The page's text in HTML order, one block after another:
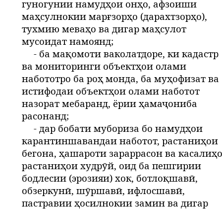
гуногунии намудҳои онҳо, афзоиши
маҳсулнокии марғзорҳо (дарахтзорҳо),
тухмию меваҳо ва дигар маҳсулот
мусоидат намоянд;
- ба мақомоти ваколатдоре, ки кадастр
ва мониторинги объектҳои олами
набототро ба роҳ монда, ба муҳофизат ва
истифодаи объектҳои олами наботот
назорат мебаранд, ёрии ҳамаҷониба
расонанд;
- дар бобати мубориза бо намудҳои
карантиншавандаи наботот, растаниҳои
бегона, ҳашароти зараррасон ва
растаниҳои худрӯй, оид ба пешгирии
бодлесии (эрозияи) хок, ботлоқшавӣ,
обзеркунӣ, шӯршавӣ, ифлосшавӣ,
пастравии ҳосилнокии замин ва дигар